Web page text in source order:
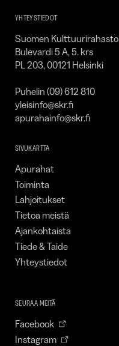
YHTEYSTIEDOT
Suomen Kulttuurirahasto
Bulevardi 5 A, 5. krs
PL 203, 00121 Helsinki
Puhelin (09) 612 810
yleisinfo@skr.fi
apurahainfo@skr.fi
SIVUKARTTA
Apurahat
Toiminta
Lahjoitukset
Tietoa meistä
Ajankohtaista
Tiede & Taide
Yhteystiedot
SEURAA MEITÄ
Facebook
Instagram